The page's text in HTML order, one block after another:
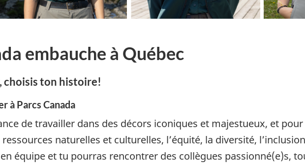
embauche à Québec
choisis ton histoire!
à Parcs Canada
de travailler dans des décors iconiques et majestueux, et
naturelles et culturelles, l’équité, la diversité,
équipe et tu pourras rencontrer des collègues passionné(e)s,